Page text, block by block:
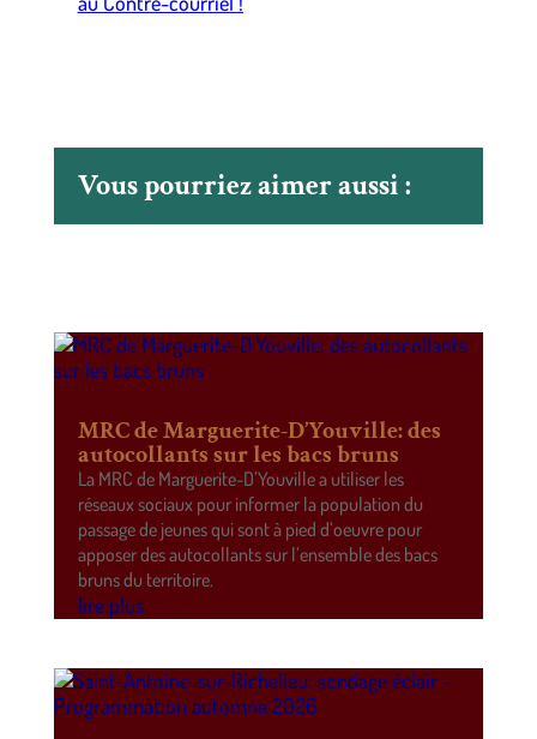
Vous pourriez aimer aussi :
MRC de Marguerite-D’Youville: des
autocollants sur les bacs bruns
La MRC de Marguerite-D’Youville a utiliser les
réseaux sociaux pour informer la population du
passage de jeunes qui sont à pied d’oeuvre pour
apposer des autocollants sur l’ensemble des bacs
bruns du territoire.
lire plus